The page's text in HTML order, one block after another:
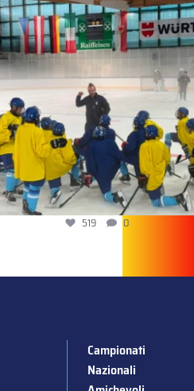
519 0
Campionati
Nazionali